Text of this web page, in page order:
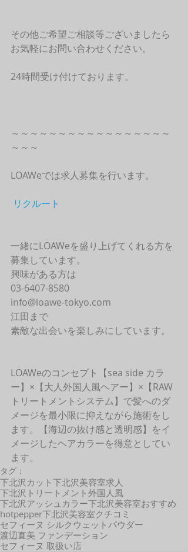
その他ご希望ご相談等ございましたら
お気軽にお問い合わせください。
24時間受け付けております。
～～～～～～～～～～～～～～～～～
～～～
LOAWeでは求人募集を行います。
リクルート
一緒にLOAWeを盛り上げてくれる方を
募集しています。
興味がある方は
03-6407-8580
info@loawe-tokyo.com
江田まで
素敵な出会いを楽しみにしています。
LOAWeのコンセプト【sea side カラ
ー】×【大人外国人風ヘアー】×【RAW
トリートメントシステム】で髪へのダ
メージを最小限に抑えながら施術をし
ます。【海辺の抜け感と透明感】をイ
メージしたヘアカラーを得意としてい
ます。
タグ：
下北沢カット 下北沢美容室求人
下北沢トリートメント 外国人風
下北沢アッシュカラー下北沢美容室おすすめ
hotpepper下北沢美容室クチコミ
セフィーヌ シルクウェットパウダー
渡辺直美 ファンデーション
セフィーヌ 取扱い店